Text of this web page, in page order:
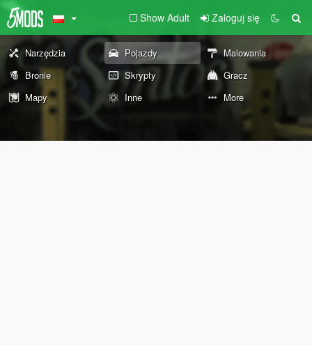
Show Adult Zaloguj się
Narzędzia Pojazdy
Malowania
Bronie
Skrypty
Gracz
Mapy
Inne More